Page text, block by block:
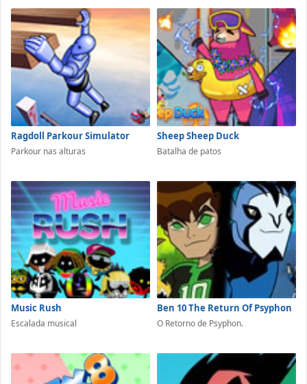
Ragdoll Parkour Simulator
Parkour nas alturas
Sheep Sheep Duck
Batalha de patos
Music Rush
Escalada musical
Ben 10 The Return Of Psyphon
O Retorno de Psyphon.